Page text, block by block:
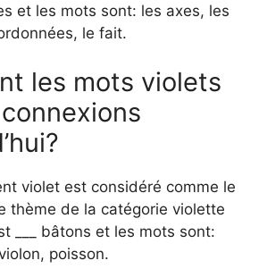
et les mots sont: les axes, les
le fait.
les mots violets
violet est considéré comme le
thème de la catégorie violette
___ bâtons et les mots sont:
poisson.